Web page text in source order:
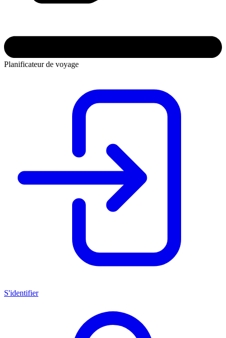
Planificateur de voyage
S'identifier